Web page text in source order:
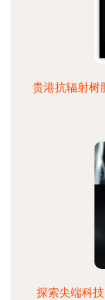
贵港抗辐射树
探索尖端科